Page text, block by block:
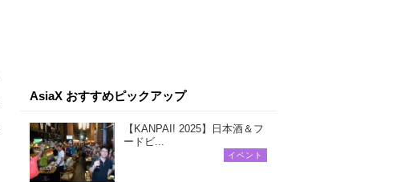
AsiaX おすすめピックアップ
【KANPAI! 2025】日本酒＆フ
ードビ...
イベント